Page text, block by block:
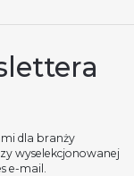
dla branży
wyselekcjonowanej
e-mail.